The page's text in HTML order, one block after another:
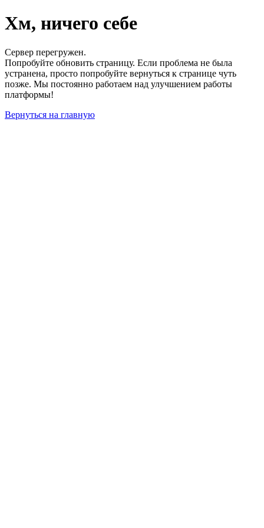
Хм, ничего себе
Сервер перегружен.
Попробуйте обновить страницу. Если проблема не была
устранена, просто попробуйте вернуться к странице чуть
позже. Мы постоянно работаем над улучшением работы
платформы!
Вернуться на главную